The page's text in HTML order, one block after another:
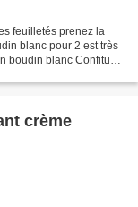
feuilletés prenez la
blanc pour 2 est très
boudin blanc Confiture
crème